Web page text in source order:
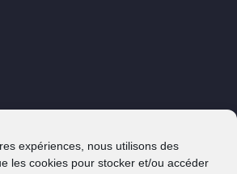
expériences, nous utilisons des
les cookies pour stocker et/ou accéder